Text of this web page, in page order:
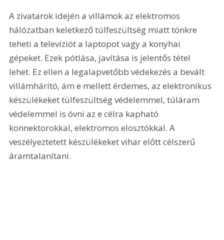
A zivatarok idején a villámok az elektromos
hálózatban keletkező túlfeszültség miatt tönkre
teheti a televíziót a laptopot vagy a konyhai
gépeket. Ezek pótlása, javítása is jelentős tétel
lehet. Ez ellen a legalapvetőbb védekezés a bevált
villámhárító, ám e mellett érdemes, az elektronikus
készülékeket túlfeszültség védelemmel, túláram
védelemmel is óvni az e célra kapható
konnektorokkal, elektromos elosztókkal. A
veszélyeztetett készülékeket vihar előtt célszerű
áramtalanítani.